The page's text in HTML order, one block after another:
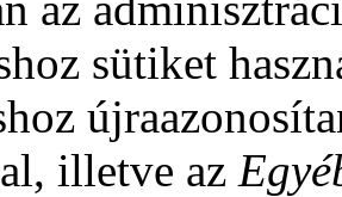
sütiket
illetve az